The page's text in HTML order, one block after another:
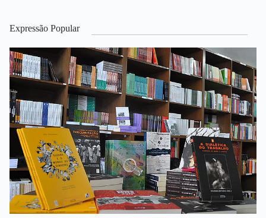
Expressão Popular